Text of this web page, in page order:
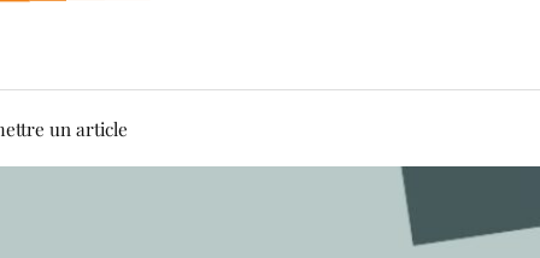
un article